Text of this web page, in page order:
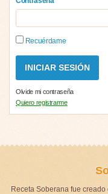
Recuérdame
Olvide mi contraseña
Quiero registrarme
Receta Soberana fue